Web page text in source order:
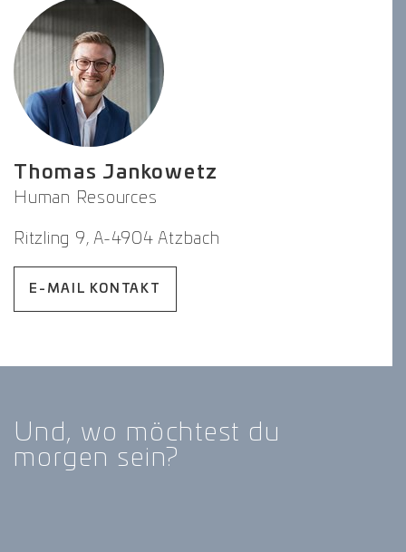
Thomas Jankowetz
Human Resources
Ritzling 9, A-4904 Atzbach
E-MAIL KONTAKT
Und, wo möchtest du
morgen sein?